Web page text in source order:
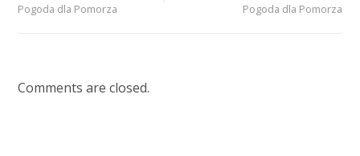
Pogoda dla Pomorza Pogoda dla Pomorza
Comments are closed.